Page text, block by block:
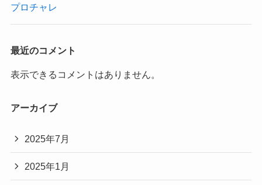
プロチャレ
最近のコメント
表示できるコメントはありません。
アーカイブ
2025年7月
2025年1月